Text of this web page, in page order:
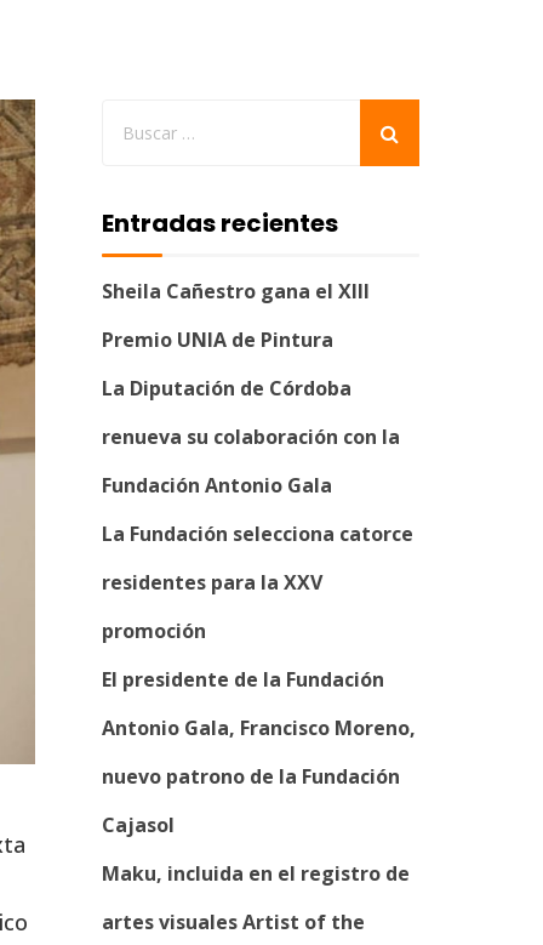
Entradas recientes
Sheila Cañestro gana el XIII
Premio UNIA de Pintura
La Diputación de Córdoba
renueva su colaboración con la
Fundación Antonio Gala
La Fundación selecciona catorce
residentes para la XXV
promoción
El presidente de la Fundación
Antonio Gala, Francisco Moreno,
nuevo patrono de la Fundación
Cajasol
Maku, incluida en el registro de
artes visuales Artist of the